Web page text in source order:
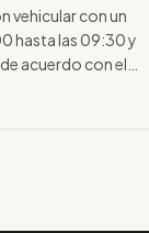
vehicular con un
hasta las 09:30 y
acuerdo con el